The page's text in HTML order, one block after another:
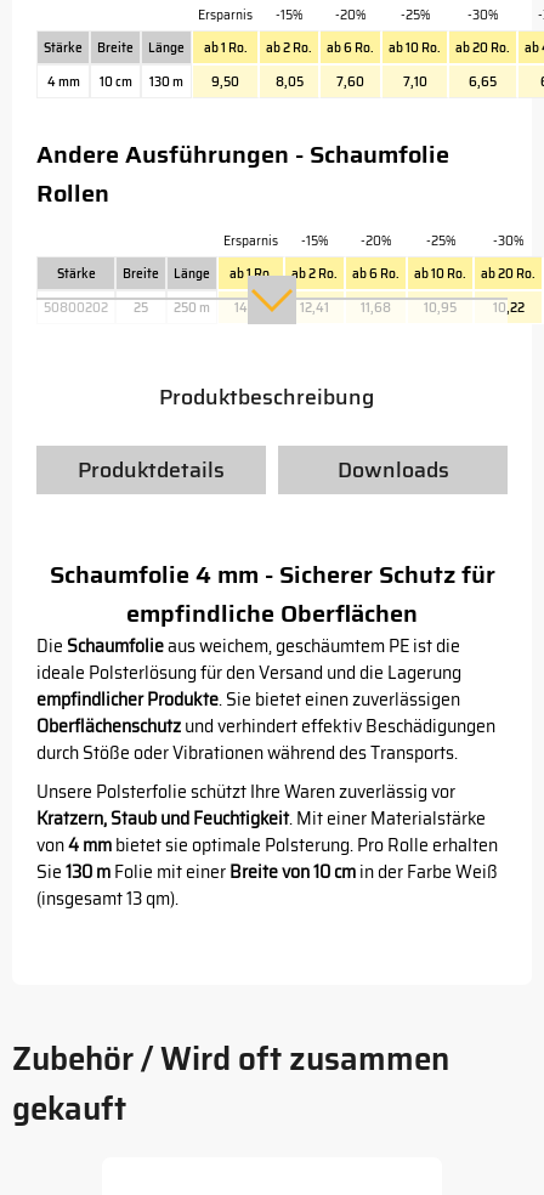
Ersparnis -15% -20% -25% -30%
Stärke
Breite Länge ab 1 Ro. ab 2 Ro. ab 6 Ro. ab 10 Ro. ab 20 Ro.
ab
4 mm
10 cm 130 m 9,50 8,05 7,60 7,10 6,65
Andere Ausführungen - Schaumfolie
Rollen
Ersparnis -15% -20% -25%
-30%
Stärke
Breite Länge ab 1 Ro. ab 2 Ro. ab 6 Ro. ab 10 Ro.
ab 20 Ro.
50800202
25 250 m 14,60 12,41 11,68 10,95 10,22
Produktbeschreibung
Produktdetails Downloads
Schaumfolie 4 mm - Sicherer Schutz für
empfindliche Oberflächen
Die Schaumfolieaus weichem, geschäumtem PE ist die
ideale Polsterlösung für den Versand und die Lagerung
empfindlicher Produkte. Sie bietet einen zuverlässigen
Oberflächenschutzund verhindert effektiv Beschädigungen
durch Stöße oder Vibrationen während des Transports.
Unsere Polsterfolie schützt Ihre Waren zuverlässig vor
Kratzern, Staub und Feuchtigkeit. Mit einer Materialstärke
von4 mmbietet sie optimale Polsterung. Pro Rolle erhalten
Sie130 mFolie mit einerBreite von 10 cmin der Farbe Weiß
(insgesamt 13 qm).
Zubehör / Wird oft zusammen
gekauft